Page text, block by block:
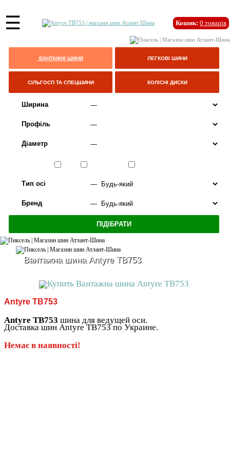
☰ Кошик: 0 товарів
ВАНТАЖНІ ШИНИ ЛЕГКОВІ ШИНИ
СІЛЬГОСП ТА СПЕЦШИНИ КОЛІСНІ ДИСКИ
Ширина
Профіль
Діаметр
Тип осі
Бренд
Вантажна шина Antyre TB753
Antyre TB753
Antyre TB753 шина для ведущей оси.
Доставка шин Antyre TB753 по Украине.
Немає в наявності!